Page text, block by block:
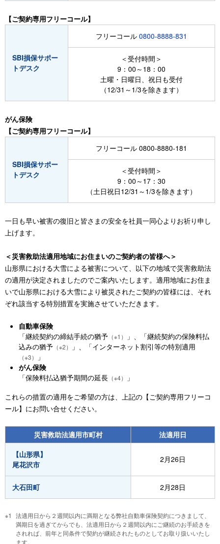
【ご契約専用フリーコール】
SBI損保サポー
トデスク
フリーコール 0800-8888-831
＜受付時間＞
9：00～18：00
土曜・日曜日、祝日も受付
（12/31～1/3を除きます）
がん保険
【ご契約専用フリーコール】
SBI損保サポー
トデスク
フリーコール 0800-8880-181
＜受付時間＞
9：00～17：30
（土日祝日12/31～1/3を除きます）
一日も早い被害の復旧と皆さまの安全を社員一同心よりお祈り申し
上げます。
＜災害救助法適用地域にお住まいのご契約者の皆様へ＞
山形県における大雪による被害について、以下の地域で災害救助法
の適用が決定されましたのでご案内いたします。適用地域にお住ま
いで山形県における大雪により被災されたご契約の皆様には、それ
ぞれ該当する特別措置を実施させていただきます。
自動車保険
「継続契約の締結手続の猶予 （※1）
」、「継続契約の保険料払
込みの猶予 （※2） 」、「インターネット割引等の特別適用
（※3）
」
がん保険
「保険料払込猶予期間の延長 （※4）
」
これらの措置の適用をご希望の方は、上記の【ご契約専用フリーコ
ール】にお問い合せください。
災害救助法適用市町村
法適用日
【山形県】
尾花沢市
2月26日
大石田町 2月28日
法適用日から２週間以内に満期となる弊社自動車保険契約につきまして、
満期日を過ぎてからでも、法適用日から２週間以内にご継続のお手続きを
されれば、前年と同条件で契約が継続されたものとしてお取り扱いいたし
ます。